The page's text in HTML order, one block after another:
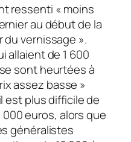
ressenti «moins
au début de la
du vernissage ».
allaient de 1 600
sont heurtées à
assez basse »
il est plus difficile de
000 euros, alors que
généralistes